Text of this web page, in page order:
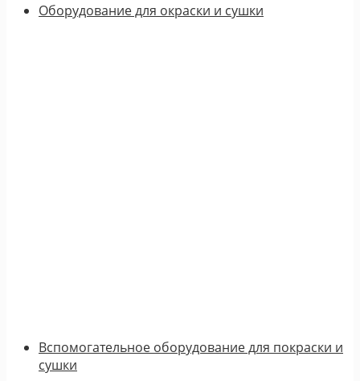
Оборудование для окраски и сушки
Вспомогательное оборудование для покраски и
сушки